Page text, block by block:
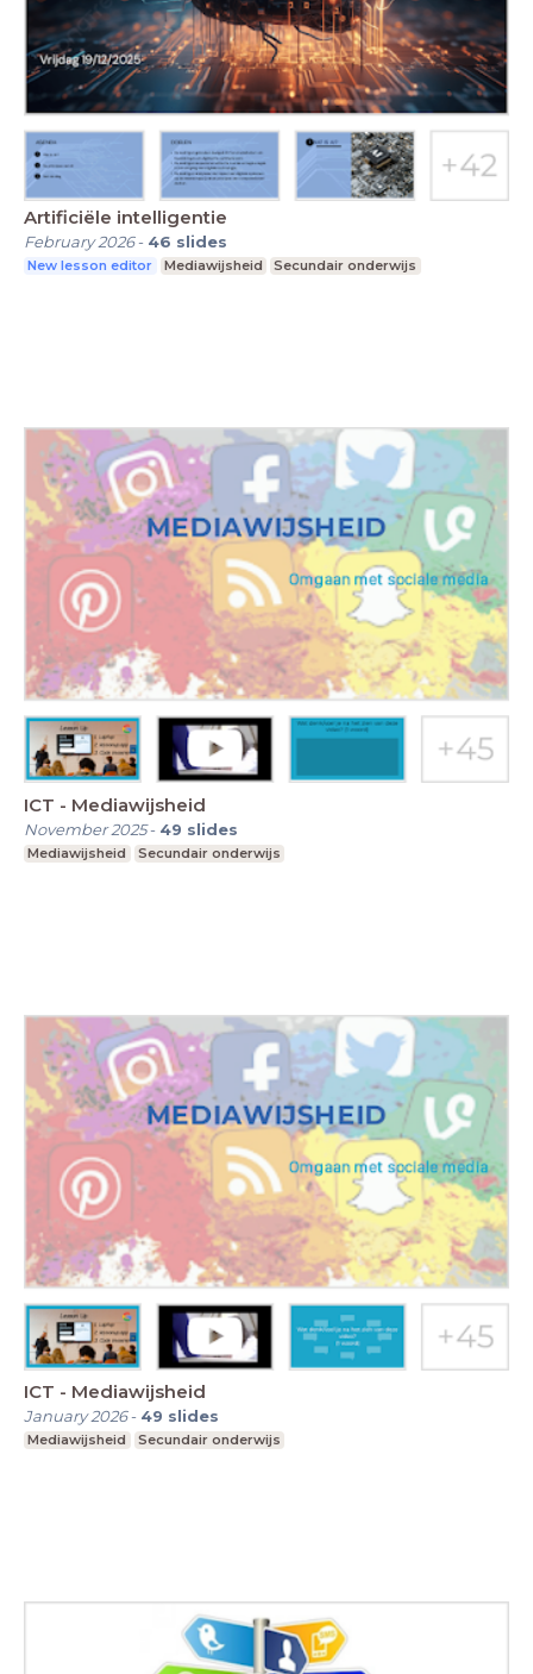
Artificiële intelligentie
February 2026- 46 slides
New lesson editor Mediawijsheid Secundair onderwijs
ICT - Mediawijsheid
November 2025- 49 slides
Mediawijsheid Secundair onderwijs
ICT - Mediawijsheid
January 2026- 49 slides
Mediawijsheid Secundair onderwijs